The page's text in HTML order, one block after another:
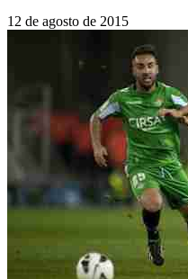
12 de agosto de 2015